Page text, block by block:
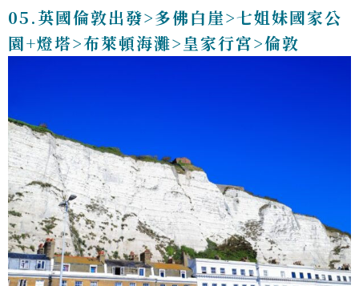
05.英國倫敦出發>多佛白崖>七姐妹國家公
園+燈塔>布萊頓海灘>皇家行宮>倫敦